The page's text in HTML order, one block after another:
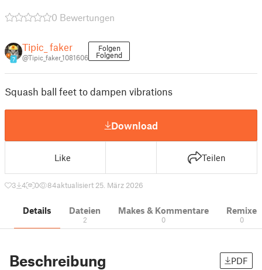
0 Bewertungen
7
Tipic_ faker
@Tipic_faker_1081606
Folgen
Folgend
Squash ball feet to dampen vibrations
Download
Like Teilen
3 4 0 84aktualisiert 25. März 2026
Details Dateien
2
Makes & Kommentare
0
Remixe
0
Beschreibung PDF